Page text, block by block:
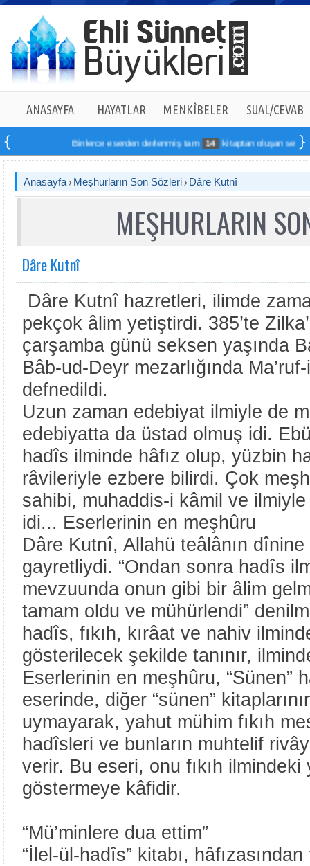
ANASAYFA HAYATLAR MENKÎBELER SUAL/CEVAB
Binlerce eserden derlenmiş tam 14 kitaptan oluşan seti
Anasayfa Meşhurların Son Sözleri Dâre Kutnî
MEŞHURLARIN
Dâre Kutnî
Dâre Kutnî hazretleri, ilimde
pekçok âlim yetiştirdi. 385’te
çarşamba günü seksen yaşında
Bâb-ud-Deyr mezarlığında
defnedildi.
Uzun zaman edebiyat ilmiyle de
edebiyatta da üstad olmuş idi.
hadîs ilminde hâfız olup, yüzbin
râvileriyle ezbere bilirdi. Çok
sahibi, muhaddis-i kâmil ve
idi... Eserlerinin en meşhûru
Dâre Kutnî, Allahü teâlânın
gayretliydi. “Ondan sonra hadîs
mevzuunda onun gibi bir âlim
tamam oldu ve mühürlendi”
hadîs, fıkıh, kırâat ve nahiv
gösterilecek şekilde tanınır,
Eserlerinin en meşhûru, “Sünen”
eserinde, diğer “sünen”
uymayarak, yahut mühim fıkıh
hadîsleri ve bunların muhtelif
verir. Bu eseri, onu fıkıh
göstermeye kâfidir.
“Mü’minlere dua ettim”
“İlel-ül-hadîs” kitabı,